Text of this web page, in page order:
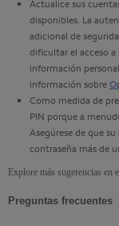
Actualice sus
disponibles. La
adicional de
dificultar el acceso
información
información sobre
Como medida de
PIN porque a
Asegúrese de que
contraseña más de
Explore más sugerencias en
Preguntas frecuentes